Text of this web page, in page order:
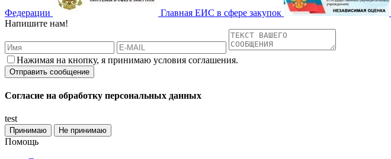
Федерации Главная ЕИС в сфере закупок
Напишите нам!
Нажимая на кнопку, я принимаю условия соглашения.
Согласие на обработку персональных данных
test
Принимаю Не принимаю
Помощь